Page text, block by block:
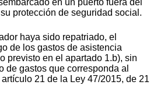
en un puerto fuera del
protección de seguridad social.
haya sido repatriado, el
de los gastos de asistencia
previsto en el apartado 1.b), sin
de gastos que corresponda al
21 de la Ley 47/2015, de 21